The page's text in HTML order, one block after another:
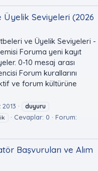
Seviyeleri (2026
ve Üyelik Seviyeleri -
Foruma yeni kayıt
0-10 mesaj arası
Forum kurallarını
ve forum kültürüne
2013
duyuru
Cevaplar: 0
Forum:
Başvuruları ve Alım